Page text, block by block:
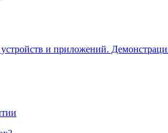
и приложений.